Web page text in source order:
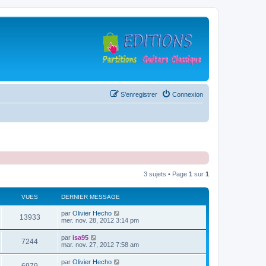
Connexion
S’enregistrer
3 sujets • Page 1 sur 1
VUES DERNIER MESSAGE
13933V
u
D
e
i
e
r
m
par Olivier Hecho
mer. nov. 28, 2012 3:14 pm
7244V
u
D
e
par isa95
mar. nov. 27, 2012 7:58 am
D
par Olivier Hecho